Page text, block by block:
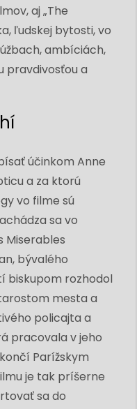
aj „The
ľudskej bytosti, vo
ambíciách,
pravdivosťou a
účinkom Anne
a za ktorú
vo filme sú
sa vo
Miserables
bývalého
biskupom rozhodol
mesta a
policajta a
pracovala v jeho
Parížskym
je tak príšerne
sa do